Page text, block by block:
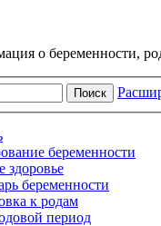
о беременности,
Поиск
беременности
здоровье
беременности
к родам
период